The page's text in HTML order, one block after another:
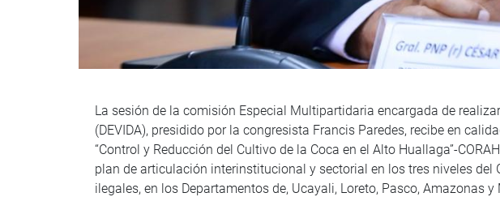
La sesión de la comisión Especial Multipartidaria encargada de
(DEVIDA), presidido por la congresista Francis Paredes, recibe en
“Control y Reducción del Cultivo de la Coca en el Alto Huallaga”-
plan de articulación interinstitucional y sectorial en los tres niveles
ilegales, en los Departamentos de, Ucayali, Loreto, Pasco, Amazonas